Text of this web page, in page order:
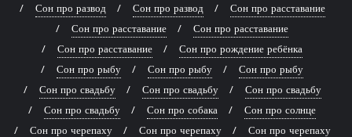
Сон про развод
Сон про развод
Сон про расставание
Сон про расставание
Сон про расставание
Сон про расставание
Сон про рождение ребёнка
Сон про рыбу
Сон про рыбу
Сон про рыбу
Сон про свадьбу
Сон про свадьбу
Сон про свадьбу
Сон про свадьбу
Сон про собака
Сон про солнце
Сон про черепаху
Сон про черепаху
Сон про черепаху